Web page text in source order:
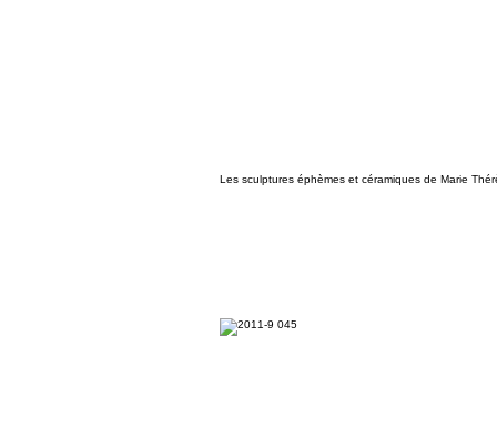
Les sculptures éphèmes et céramiques de Marie